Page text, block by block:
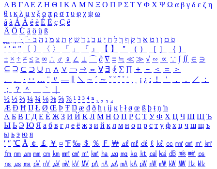
Α Β ΓΔ Ε Ζ Η Θ Ι ΚΛ Μ Ν Ξ Ο Π Ρ Σ ΤΥ Φ Χ Ψ Ω α β γ δ ε ζ η
θ ι κ λ μ ν ξ ο π ρ σ τ υ φ χ ψ ω
á à Á À é è É È ç Ç ê
Ä Ö Ü ä ö ü ß
ִֶֹ ֻּ ׁׂ פ ם ן ו ט א ר ק ף ך ל ח י ע כ ג ד ש ץ ת צ מ נ ה ב
‘ ’ “ ” 〔 〕 〈 〉 「 」 『 』 【 】 ＂ （ ） ［ ］ ｛ ｝
± × ÷ ≠ ≤ ≥ ∞ ∴ ♂ ♀ ∠ ⊥ ⌒ ∂ ∇ ≡ ≒ ≪ ≫ √ ∽ ∝ ∵ ∫ ∬ ∈ ∋
⊆ ⊇ ⊂ ⊃ ∪ ∩ ∧ ∨ ￢ ⇒ ⇔ ∀ ∃ ∮ ∑ ∏ ＋ － ＜ ＝
＞
、
。 · ‥ … ¨ 〃 ― ＼ ∼ ´ ～ ˇ ˘ ˝ ˚ ˙ ¸ ¡ ¿ ː ！ ＇ ， ． ／
：
；
？ ＾ ｀
½ ⅓ ⅔ ¼ ¾ ⅛ ⅜ ⅝ ⅞ ¹ ² ³ ⁴ ⁿ ₁ ₂ ₃ ₄
Æ Ð Ħ Ĳ Ł Ø Œ Þ Ŧ Ŋ æ đ ð ħ ı ĳ ĸ ŀ ł ø œ ß þ ŧ ŋ ŉ
А Б В Г Д Е Ё Ж З И Й К Л М Н О П Р С Т У Ф Х Ц Ч Ш Щ Ъ
Ы Ь Э Ю Я а б в г д е ё ж з и й к л м н о п р с т у ф х ц ч ш щ ъ
ы ь э ю я
′ ″ ℃ Å ￠ ￡ ￥ ¤ ℉ ‰ ＄ ％ Ｆ ￦ ㎕ ㎖ ㎗ ℓ ㎘ ㏄ ㎣ ㎤ ㎥ ㎦
㎙ ㎚ ㎛ ㎜ ㎝ ㎞ ㎟ ㎠ ㎡ ㎢ ㏊ ㎍ ㎎ ㎏ ㏏ ㎈ ㎉ ㏈ ㎧ ㎨ ㎰
㎱ ㎲ ㎳ ㎴ ㎵ ㎶ ㎷ ㎸ ㎹ ㎀ ㎁ ㎂ ㎃ ㎄ ㎺ ㎻ ㎽ ㎾ ㎿ ㎐ ㎑